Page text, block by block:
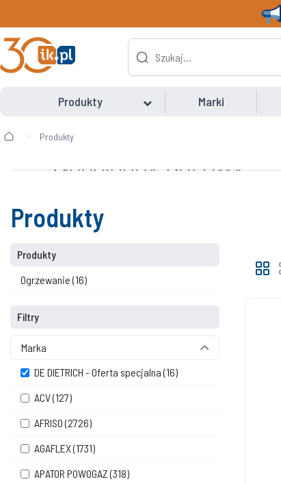
Produkty Marki
Produkty
Produkty
Produkty
Ogrzewanie(16)
Filtry
Marka
DE DIETRICH - Oferta specjalna(16)
ACV(127)
AFRISO(2726)
AGAFLEX(1731)
APATOR POWOGAZ(318)